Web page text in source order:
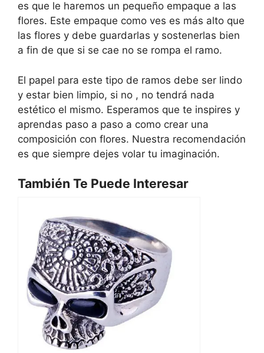
es que le haremos un pequeño empaque a las
flores. Este empaque como ves es más alto que
las flores y debe guardarlas y sostenerlas bien
a fin de que si se cae no se rompa el ramo.
El papel para este tipo de ramos debe ser lindo
y estar bien limpio, si no , no tendrá nada
estético el mismo. Esperamos que te inspires y
aprendas paso a paso a como crear una
composición con flores. Nuestra recomendación
es que siempre dejes volar tu imaginación.
También Te Puede Interesar